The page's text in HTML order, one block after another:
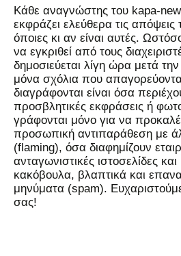
Kάθε αναγνώστης του kapa-
εκφράζει ελεύθερα τις απόψεις
όποιες κι αν είναι αυτές.
να εγκριθεί από τους
δημοσιεύεται λίγη ώρα μετά
μόνα σχόλια που
διαγράφονται είναι όσα
προσβλητικές εκφράσεις ή
γράφονται μόνο για να
προσωπική αντιπαράθεση με
(flaming), όσα διαφημίζουν
ανταγωνιστικές ιστοσελίδες
κακόβουλα, βλαπτικά και
μηνύματα (spam).
σας!